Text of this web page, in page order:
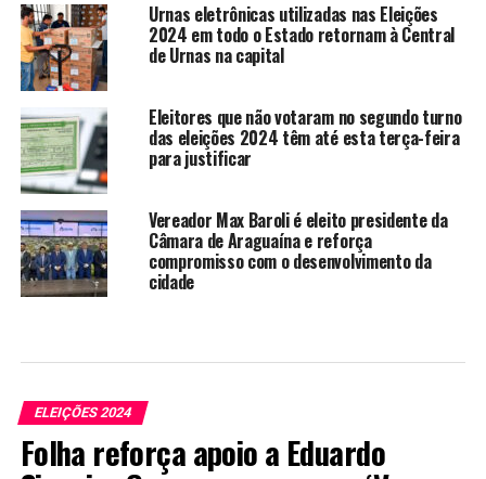
Urnas eletrônicas utilizadas nas Eleições
2024 em todo o Estado retornam à Central
de Urnas na capital
Eleitores que não votaram no segundo turno
das eleições 2024 têm até esta terça-feira
para justificar
Vereador Max Baroli é eleito presidente da
Câmara de Araguaína e reforça
compromisso com o desenvolvimento da
cidade
ELEIÇÕES 2024
Folha reforça apoio a Eduardo